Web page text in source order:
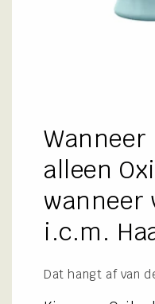
Wanneer
alleen
wanneer
i.c.m.
Dat hangt af van